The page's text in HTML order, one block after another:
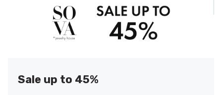
Sale up to 45%